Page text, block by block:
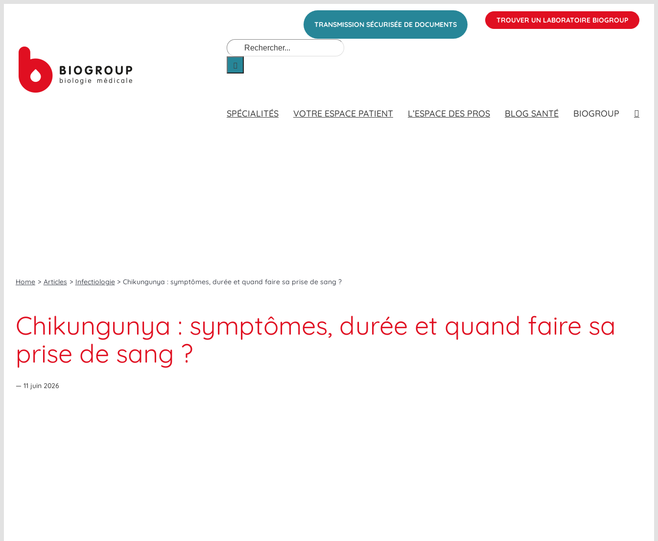
TRANSMISSION SÉCURISÉE DE DOCUMENTS TROUVER UN LABORATOIRE BIOGROUP
Rechercher:
SPÉCIALITÉS VOTRE ESPACE PATIENT L’ESPACE DES PROS BLOG SANTÉ BIOGROUP
Home Articles Infectiologie Chikungunya : symptômes, durée et quand faire sa prise de sang ?
Chikungunya : symptômes, durée et quand faire sa
prise de sang ?
— 11 juin 2026